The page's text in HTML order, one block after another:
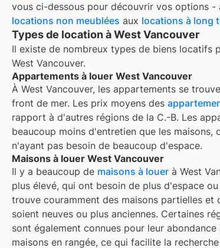
vous ci-dessous pour découvrir vos options -
locations non meublées aux locations à long
Types de location à West Vancouver
Il existe de nombreux types de biens locatifs
West Vancouver.
Appartements à louer West Vancouver
À West Vancouver, les appartements se
front de mer. Les prix moyens des
rapport à d'autres régions de la C.-B. Les
beaucoup moins d'entretien que les
n'ayant pas besoin de beaucoup d'espace.
Maisons à louer West Vancouver
Il y a beaucoup de maisons à louer à West
plus élevé, qui ont besoin de plus d'espace
trouve couramment des maisons partielles et
soient neuves ou plus anciennes. Certaines
sont également connues pour leur
maisons en rangée, ce qui facilite la